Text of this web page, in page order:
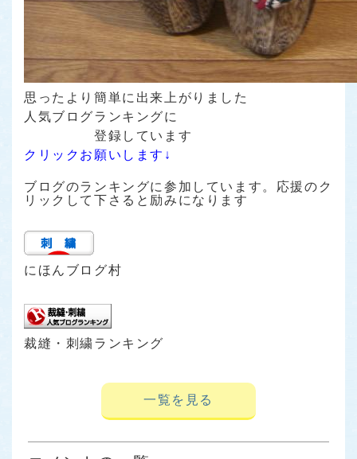
思ったより簡単に出来上がりました
人気ブログランキングに
登録しています
クリックお願いします↓
ブログのランキングに参加しています。応援のク
リックして下さると励みになります
にほんブログ村
裁縫・刺繍ランキング
一覧を見る